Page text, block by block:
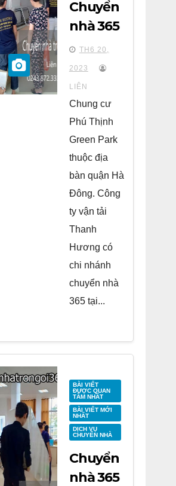
Chuyển
nhà 365
tại
chung
cư Phú
Thịnh
Green
Park Hà
Đông
TH6 20,
2023
LIÊN
Chung cư
Phú Thịnh
Green Park
thuộc địa
bàn quận Hà
Đông. Công
ty vận tải
Thanh
Hương có
chi nhánh
chuyển nhà
365 tại...
BÀI VIẾT
ĐƯỢC QUAN
TÂM NHẤT
BÀI VIẾT MỚI
NHẤT
DỊCH VỤ
CHUYỂN NHÀ
Chuyển
nhà 365